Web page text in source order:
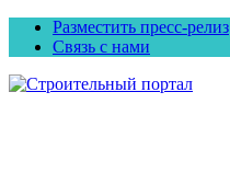
Разместить пресс-релиз
Связь с нами